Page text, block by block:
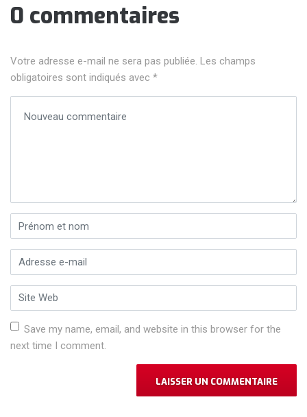
0 commentaires
Votre adresse e-mail ne sera pas publiée. Les champs
obligatoires sont indiqués avec *
Prénom et nom
Adresse e-mail *
Site Web
Save my name, email, and website in this browser for the
next time I comment.